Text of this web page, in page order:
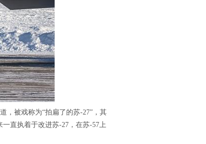
，被戏称为“拍扁了的苏-27”，其
直执着于改进苏-27，在苏-57上